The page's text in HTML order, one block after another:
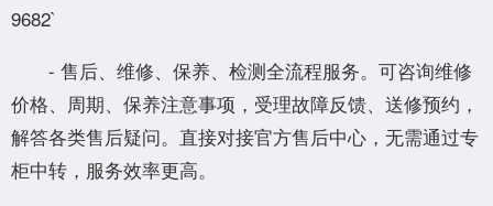
9682`
- 售后、维修、保养、检测全流程服务。可咨询维修
价格、周期、保养注意事项，受理故障反馈、送修预约，
解答各类售后疑问。直接对接官方售后中心，无需通过专
柜中转，服务效率更高。